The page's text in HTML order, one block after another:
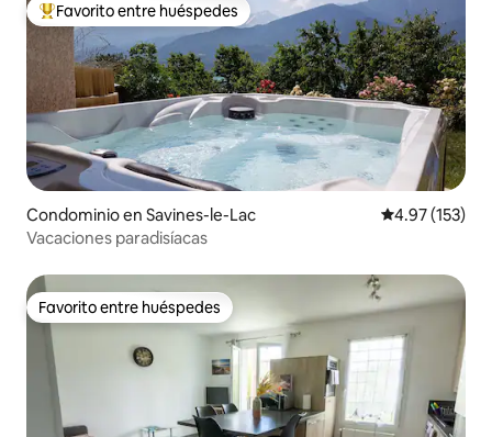
De los mejores en Favorito entre huéspedes
Favorito entre huéspedes
Condominio en Savines-le-Lac Calificación
4.97 (153)
Vacaciones paradisíacas
Favorito entre huéspedes
Favorito entre huéspedes